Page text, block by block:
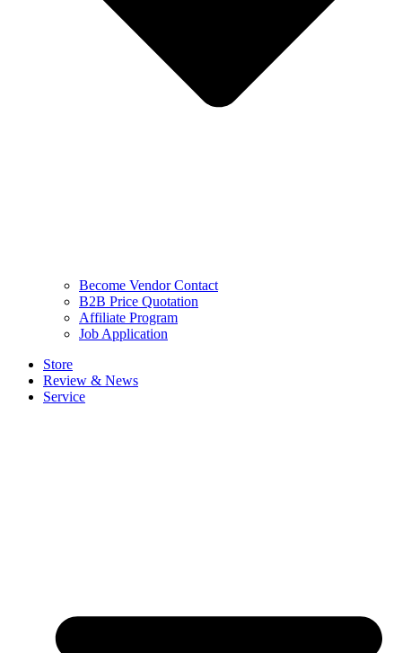
Become Vendor Contact
B2B Price Quotation
Affiliate Program
Job Application
Store
Review & News
Service